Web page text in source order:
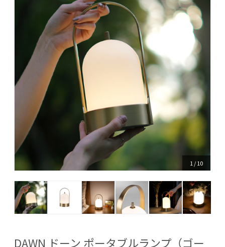
1 /10
DAWN ドーン ポータブルランプ（ゴー